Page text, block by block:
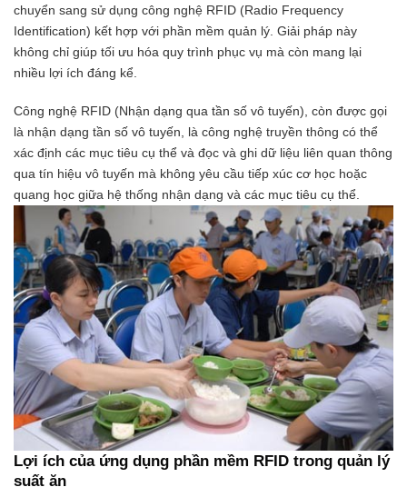
chuyển sang sử dụng công nghệ RFID (Radio Frequency
Identification) kết hợp với phần mềm quản lý. Giải pháp này
không chỉ giúp tối ưu hóa quy trình phục vụ mà còn mang lại
nhiều lợi ích đáng kể.
Công nghệ RFID (Nhận dạng qua tần số vô tuyến), còn được gọi
là nhận dạng tần số vô tuyến, là công nghệ truyền thông có thể
xác định các mục tiêu cụ thể và đọc và ghi dữ liệu liên quan thông
qua tín hiệu vô tuyến mà không yêu cầu tiếp xúc cơ học hoặc
quang học giữa hệ thống nhận dạng và các mục tiêu cụ thể.
Lợi ích của ứng dụng phần mềm RFID trong quản lý
suất ăn